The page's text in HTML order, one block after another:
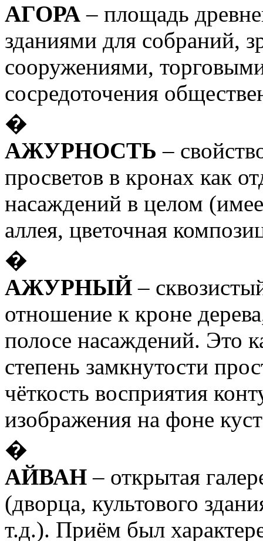
АГОРА – площадь
зданиями для собраний,
сооружениями,
сосредоточения
�
АЖУРНОСТЬ –
просветов в кронах как
насаждений в целом
аллея, цветочная
�
АЖУРНЫЙ –
отношение к кроне
полосе насаждений. Это
степень замкнутости
чёткость восприятия
изображения на фоне
�
АЙВАН – открытая
(дворца, культового
т.д.). Приём был